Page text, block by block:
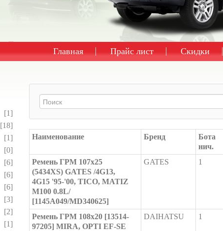
Главная Прайс лист Скидки
[1]
[18]
[1]
[0]
[6]
[6]
[6]
[3]
[2]
[1]
Наименование Бренд
Бота
нич.
Ремень ГРМ 107x25
(5434XS) GATES /4G13,
4G15 '95-'00, TICO, MATIZ
M100 0.8L/
[1145A049/MD340625]
GATES 1
Ремень ГРМ 108x20 [13514-
97205] MIRA, OPTI EF-SE
DAIHATSU 1